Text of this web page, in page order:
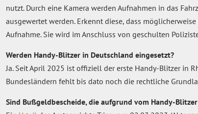
nutzt. Durch eine Kamera werden Aufnahmen in das
ausgewertet werden. Erkennt diese, dass
Aufnahme. Sie wird im Anschluss von geschulten
Werden Handy-Blitzer in Deutschland eingesetzt?
Ja. Seit April 2025 ist offiziell der erste Handy-Blitzer in
Bundesländern fehlt bis dato noch die rechtliche
Sind Bußgeldbescheide, die aufgrund vom Handy-